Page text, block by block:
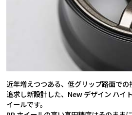
近年増えつつある、低グリップ路面で
追求し新設計した、New デザイン ハイ
イールです。